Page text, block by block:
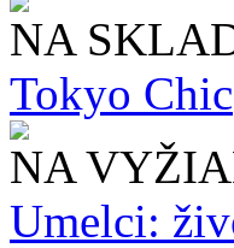
NA
Tokyo Chic
NA
Umelci: